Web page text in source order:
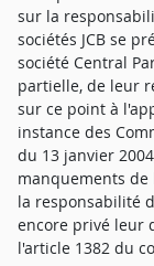
sur la
sociétés JCB se
société Central
partielle, de leur
sur ce point à
instance des
du 13 janvier
manquements
la responsabilité
encore privé leur
l'article 1382 du